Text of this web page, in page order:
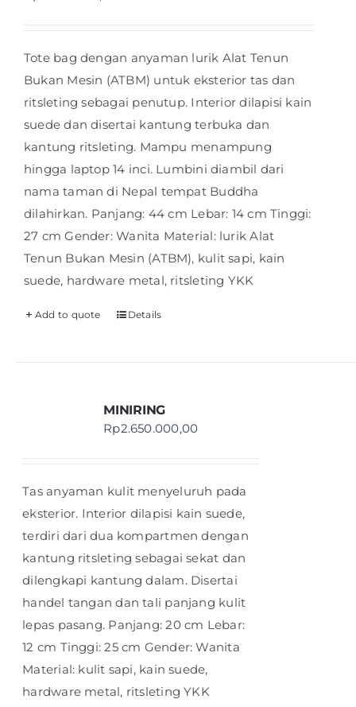
Tote bag dengan anyaman lurik Alat Tenun
Bukan Mesin (ATBM) untuk eksterior tas dan
ritsleting sebagai penutup. Interior dilapisi kain
suede dan disertai kantung terbuka dan
kantung ritsleting. Mampu menampung
hingga laptop 14 inci. Lumbini diambil dari
nama taman di Nepal tempat Buddha
dilahirkan. Panjang: 44 cm Lebar: 14 cm Tinggi:
27 cm Gender: Wanita Material: lurik Alat
Tenun Bukan Mesin (ATBM), kulit sapi, kain
suede, hardware metal, ritsleting YKK
Add to quote Details
MINIRING
Rp2.650.000,00
Tas anyaman kulit menyeluruh pada
eksterior. Interior dilapisi kain suede,
terdiri dari dua kompartmen dengan
kantung ritsleting sebagai sekat dan
dilengkapi kantung dalam. Disertai
handel tangan dan tali panjang kulit
lepas pasang. Panjang: 20 cm Lebar:
12 cm Tinggi: 25 cm Gender: Wanita
Material: kulit sapi, kain suede,
hardware metal, ritsleting YKK